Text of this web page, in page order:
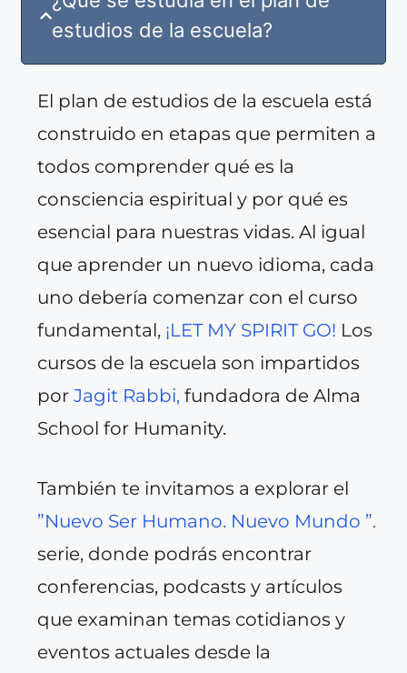
estudios de la escuela?
El plan de estudios de la escuela está
construido en etapas que permiten a
todos comprender qué es la
consciencia espiritual y por qué es
esencial para nuestras vidas. Al igual
que aprender un nuevo idioma, cada
uno debería comenzar con el curso
fundamental, ¡LET MY SPIRIT GO! Los
cursos de la escuela son impartidos
por Jagit Rabbi,fundadora de Alma
School for Humanity.
También te invitamos a explorar el
”Nuevo Ser Humano. Nuevo Mundo ”.
serie, donde podrás encontrar
conferencias, podcasts y artículos
que examinan temas cotidianos y
eventos actuales desde la